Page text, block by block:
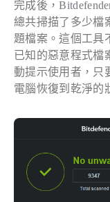
完成後，
總共掃描了多少檔
題檔案。這個工具
已知的惡意程式檔
動提示使用者，只
電腦恢復到乾淨的